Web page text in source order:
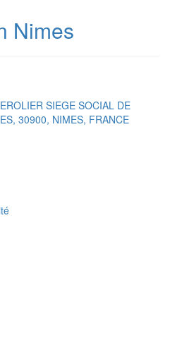
Nimes
SIEGE SOCIAL DE
30900, NIMES, FRANCE